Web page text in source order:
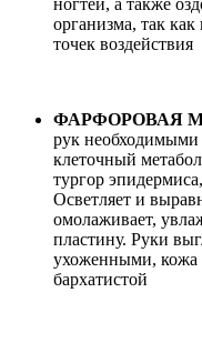
организма, так
точек воздействия
ФАРФОРОВАЯ
рук необходимыми
клеточный
тургор
Осветляет и
омолаживает,
пластину. Руки
ухоженными, кожа
бархатистой